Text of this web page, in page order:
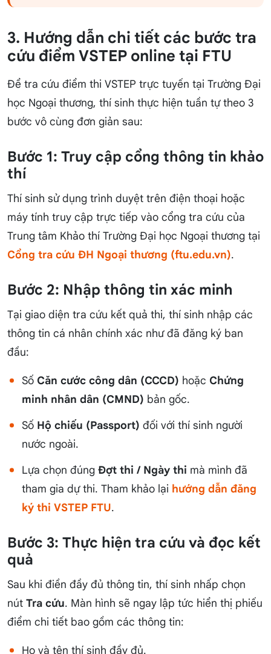
3. Hướng dẫn chi tiết các bước tra
cứu điểm VSTEP online tại FTU
Để tra cứu điểm thi VSTEP trực tuyến tại Trường Đại
học Ngoại thương, thí sinh thực hiện tuần tự theo 3
bước vô cùng đơn giản sau:
Bước 1: Truy cập cổng thông tin khảo
thí
Thí sinh sử dụng trình duyệt trên điện thoại hoặc
máy tính truy cập trực tiếp vào cổng tra cứu của
Trung tâm Khảo thí Trường Đại học Ngoại thương tại
Cổng tra cứu ĐH Ngoại thương (ftu.edu.vn).
Bước 2: Nhập thông tin xác minh
Tại giao diện tra cứu kết quả thi, thí sinh nhập các
thông tin cá nhân chính xác như đã đăng ký ban
đầu:
Số Căn cước công dân (CCCD) hoặc Chứng
minh nhân dân (CMND) bản gốc.
Số Hộ chiếu (Passport) đối với thí sinh người
nước ngoài.
Lựa chọn đúng Đợt thi / Ngày thi mà mình đã
tham gia dự thi. Tham khảo lại hướng dẫn đăng
ký thi VSTEP FTU.
Bước 3: Thực hiện tra cứu và đọc kết
quả
Sau khi điền đầy đủ thông tin, thí sinh nhấp chọn
nút Tra cứu. Màn hình sẽ ngay lập tức hiển thị phiếu
điểm chi tiết bao gồm các thông tin:
Họ và tên thí sinh đầy đủ.